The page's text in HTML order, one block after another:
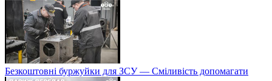
Безкоштовні буржуйки для ЗСУ — Сміливість допомагати